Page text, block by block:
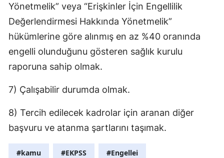
Yönetmelik” veya “Erişkinler İçin Engellilik
Değerlendirmesi Hakkında Yönetmelik”
hükümlerine göre alınmış en az %40 oranında
engelli olunduğunu gösteren sağlık kurulu
raporuna sahip olmak.
7) Çalışabilir durumda olmak.
8) Tercih edilecek kadrolar için aranan diğer
başvuru ve atanma şartlarını taşımak.
#kamu #EKPSS #Engellei